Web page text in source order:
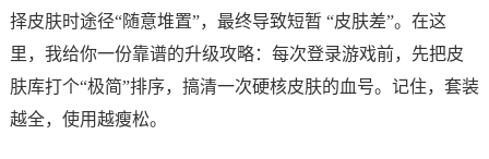
择皮肤时途径“随意堆置”，最终导致短暂 “皮肤差”。在这
里，我给你一份靠谱的升级攻略：每次登录游戏前，先把皮
肤库打个“极简”排序，搞清一次硬核皮肤的血号。记住，套装
越全，使用越瘦松。